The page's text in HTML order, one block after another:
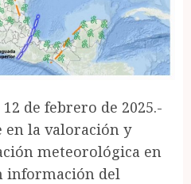
de febrero de 2025.-
en la valoración y
meteorológica en
información del